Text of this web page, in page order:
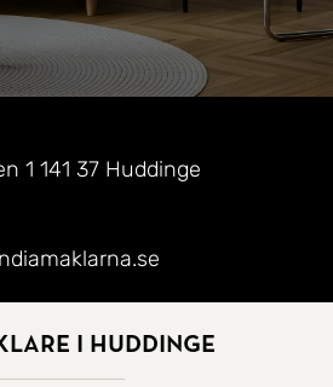
1 141 37 Huddinge
i Huddinge